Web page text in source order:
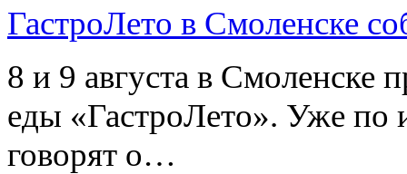
ГастроЛето в Смоленске
8 и 9 августа в Смоленске
еды «ГастроЛето». Уже по
говорят о…